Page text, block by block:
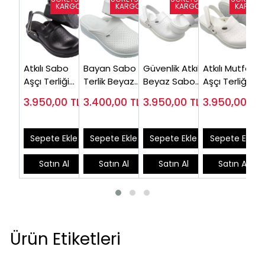
Atkılı Sabo
Aşçı Terliği
HDA126S
3.950,00 TL
Sepete Ekle
Satın Al
Bayan Sabo
Terlik Beyaz
Satılan)
3.400,00 TL
Sepete Ekle
Satın Al
Güvenlik Atkılı
Beyaz Sabo
Modeli
3.950,00 TL
Sepete Ekle
Satın Al
Atkılı Mutfak
Aşçı Terliği
HDA126B
3.950,00
Sepete Ekle
Satın Al
Ürün Etiketleri